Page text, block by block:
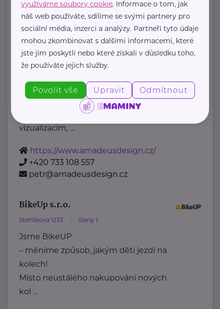
AMADEUS Design s.r.o.
Bítovská 7 Praha 4
specializované vizuální studio, které
se věnuje komplexnímu grafickému
designu, fotorealistickým 3D
vizualizacím, ...
https://www.amadeusdesign.cz/
+420 733 108 557
petr@amadeusdesign.cz
BikeUp s.r.o.
Stehlíkova 1233 Slaný 1
Jsme BikeUP
– měníme způsob, jakým děti jezdí na
kolech!
Místo neustálého nakupování nových
kol ...
využíváme soubory cookie. Informace o tom, jak
náš web používáte, sdílíme se svými partnery pro
sociální média, inzerci a analýzy. Partneři tyto údaje
mohou zkombinovat s dalšími informacemi, které
jste jim poskytli nebo které získali v důsledku toho,
že používáte jejich služby.
Povolit vše Upravit Odmítnout